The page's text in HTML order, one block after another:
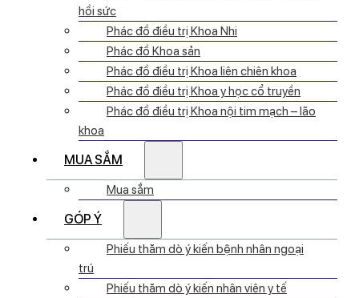
hồi sức
Phác đồ điều trị Khoa Nhi
Phác đồ Khoa sản
Phác đồ điều trị Khoa liên chiên khoa
Phác đồ điều trị Khoa y học cổ truyền
Phác đồ điều trị Khoa nội tim mạch – lão
khoa
MUA SẮM
Mua sắm
GÓP Ý
Phiếu thăm dò ý kiến bệnh nhân ngoại
trú
Phiếu thăm dò ý kiến nhân viên y tế